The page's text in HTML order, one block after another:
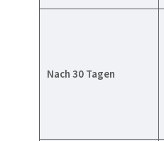
Nach 30 Tagen